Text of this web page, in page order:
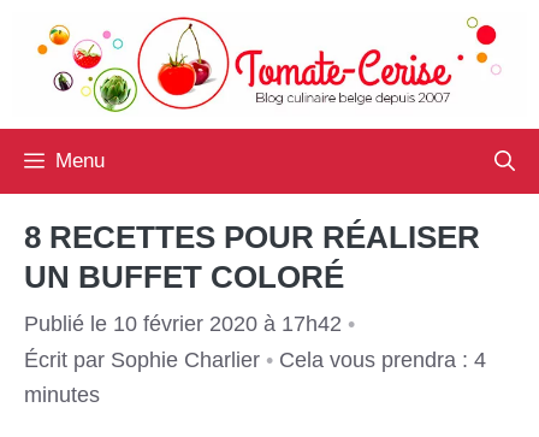
contenu
Menu
8 RECETTES POUR RÉALISER
UN BUFFET COLORÉ
Publié le 10 février 2020 à 17h42 •
Écrit par Sophie Charlier • Cela vous prendra : 4
minutes